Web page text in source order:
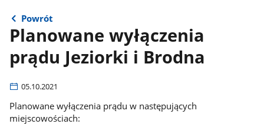
Powrót
Planowane wyłączenia
prądu Jeziorki i Brodna
05.10.2021
Planowane wyłączenia prądu w następujących
miejscowościach: